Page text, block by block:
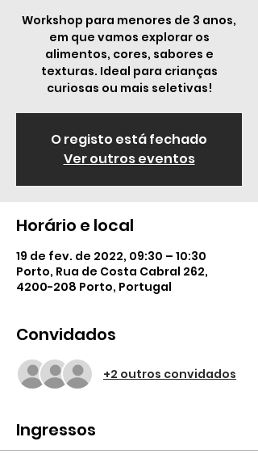
Workshop para menores de 3 anos,
em que vamos explorar os
alimentos, cores, sabores e
texturas. Ideal para crianças
curiosas ou mais seletivas!
O registo está fechado
Ver outros eventos
Horário e local
19 de fev. de 2022, 09:30 – 10:30
Porto, Rua de Costa Cabral 262,
4200-208 Porto, Portugal
Convidados
+2 outros convidados
Ingressos